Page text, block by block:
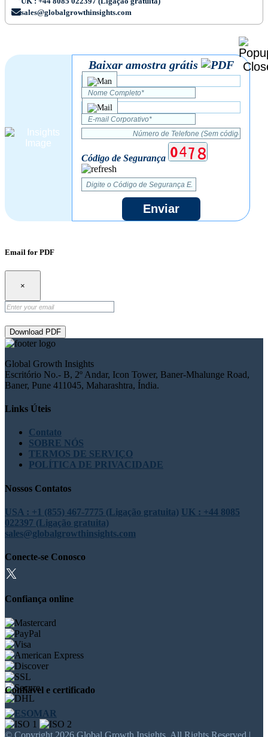
sales@globalgrowthinsights.com
Baixar amostra grátis
Código de Segurança
Enviar
Email for PDF
×
Download PDF
Global Growth Insights
Escritório No.- B, 2º Andar, Icon Tower, Baner-Mhalunge Road,
Baner, Pune 411045, Maharashtra, Índia.
Links Úteis
Contato
SOBRE NÓS
TERMOS DE SERVIÇO
POLÍTICA DE PRIVACIDADE
Nossos Contatos
USA : +1 (855) 467-7775 (Ligação gratuita) UK : +44 8085
022397 (Ligação gratuita)
sales@globalgrowthinsights.com
Conecte-se Conosco
Confiança online
Confiável e certificado
© Copyright 2026 Global Growth Insights. All Rights Reserved |